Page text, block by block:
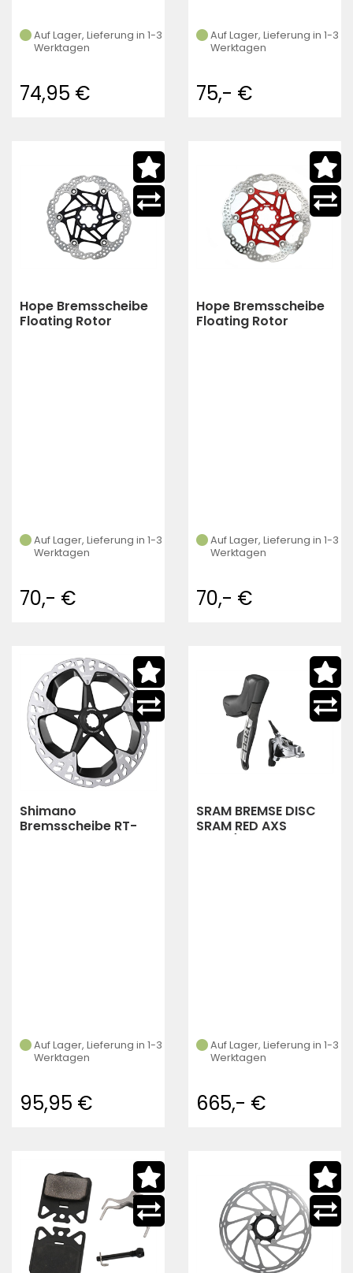
Auf Lager, Lieferung in 1-3
Werktagen
74,95 €
Auf Lager, Lieferung in 1-3
Werktagen
75,- €
Hope Bremsscheibe
Floating Rotor
Auf Lager, Lieferung in 1-3
Werktagen
70,- €
Hope Bremsscheibe
Floating Rotor
Auf Lager, Lieferung in 1-3
Werktagen
70,- €
Shimano
Bremsscheibe RT-
Auf Lager, Lieferung in 1-3
Werktagen
95,95 €
SRAM BREMSE DISC
SRAM RED AXS
Auf Lager, Lieferung in 1-3
Werktagen
665,- €